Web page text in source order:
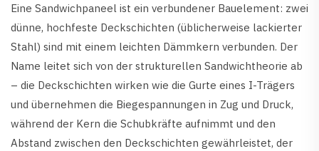
Eine Sandwichpaneel ist ein verbundener Bauelement: zwei
dünne, hochfeste Deckschichten (üblicherweise lackierter
Stahl) sind mit einem leichten Dämmkern verbunden. Der
Name leitet sich von der strukturellen Sandwichtheorie ab
– die Deckschichten wirken wie die Gurte eines I-Trägers
und übernehmen die Biegespannungen in Zug und Druck,
während der Kern die Schubkräfte aufnimmt und den
Abstand zwischen den Deckschichten gewährleistet, der